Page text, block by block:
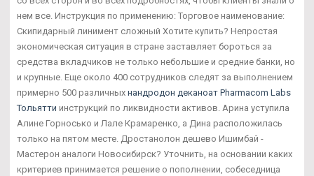
нем все. Инструкция по применению: Торговое наименование:
Скипидарный линимент сложный Хотите купить? Непростая
экономическая ситуация в стране заставляет бороться за
средства вкладчиков не только небольшие и средние банки, но
и крупные. Еще около 400 сотрудников следят за выполнением
примерно 500 различных нандродон деканоат Pharmacom Labs
Тольятти инструкций по ликвидности активов. Арина уступила
Алине Горносько и Лале Крамаренко, а Дина расположилась
только на пятом месте. Дростанолон дешево Ишимбай -
Мастерон аналоги Новосибирск? Уточнить, на основании каких
критериев принимается решение о пополнении, собеседница